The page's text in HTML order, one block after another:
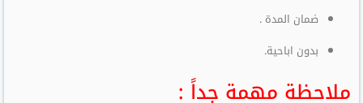
ضمان المدة .
بدون اباحية.
ملاحظة مهمة جداً :